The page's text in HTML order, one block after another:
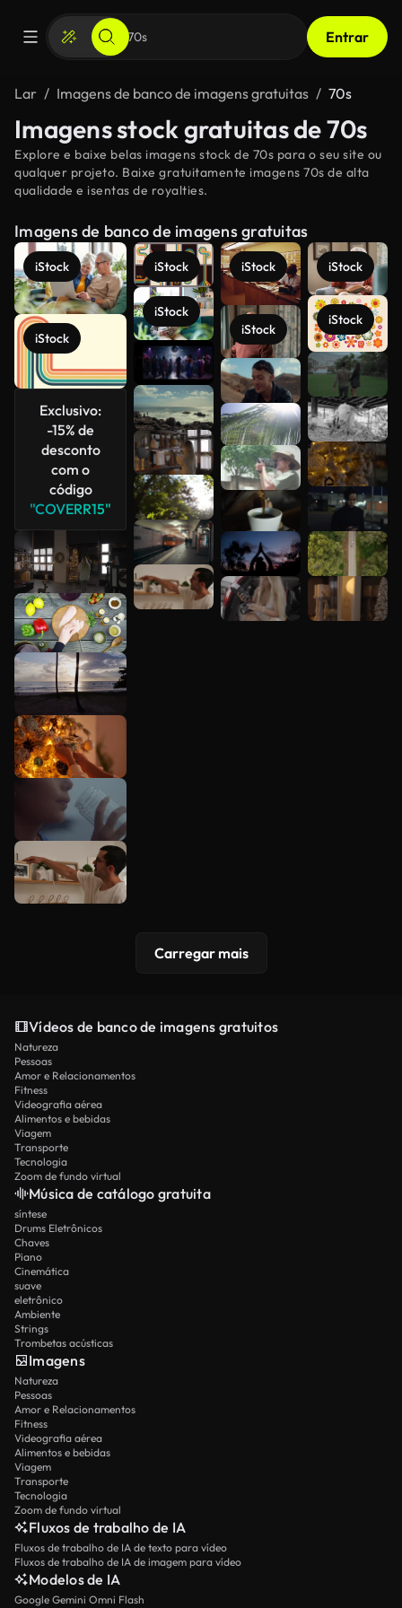
Entrar
Lar Imagens de banco de imagens gratuitas 70s
Imagens stock gratuitas de 70s
Explore e baixe belas imagens stock de 70s para o seu site ou
qualquer projeto. Baixe gratuitamente imagens 70s de alta
qualidade e isentas de royalties.
Imagens de banco de imagens gratuitas
iStock
iStock
Exclusivo:
-15% de
desconto
com o
código
"COVERR15"
iStock
iStock
iStock
iStock
iStock
iStock
Veja mais
Carregar mais
Vídeos de banco de imagens gratuitos
Natureza
Pessoas
Amor e Relacionamentos
Fitness
Videografia aérea
Alimentos e bebidas
Viagem
Transporte
Tecnologia
Zoom de fundo virtual
Música de catálogo gratuita
síntese
Drums Eletrônicos
Chaves
Piano
Cinemática
suave
eletrônico
Ambiente
Strings
Trombetas acústicas
Imagens
Natureza
Pessoas
Amor e Relacionamentos
Fitness
Videografia aérea
Alimentos e bebidas
Viagem
Transporte
Tecnologia
Zoom de fundo virtual
Fluxos de trabalho de IA
Fluxos de trabalho de IA de texto para vídeo
Fluxos de trabalho de IA de imagem para vídeo
Modelos de IA
Google Gemini Omni Flash